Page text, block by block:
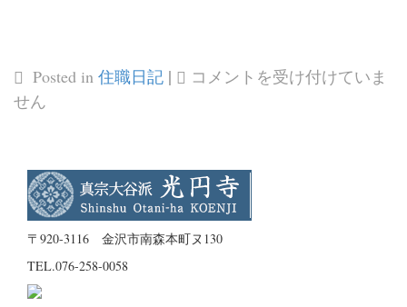
Posted in 住職日記 |
お
る
と、
ス
ッ
コメントを受け付けていま
せん
〒920-3116 金沢市南森本町ヌ130
TEL.076-258-0058